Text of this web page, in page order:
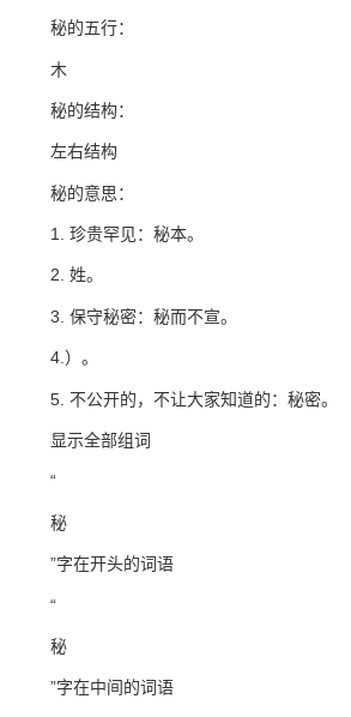
秘的五行：
木
秘的结构：
左右结构
秘的意思：
1. 珍贵罕见：秘本。
2. 姓。
3. 保守秘密：秘而不宣。
4.）。
5. 不公开的，不让大家知道的：秘密。
显示全部组词
“
秘
”字在开头的词语
“
秘
”字在中间的词语